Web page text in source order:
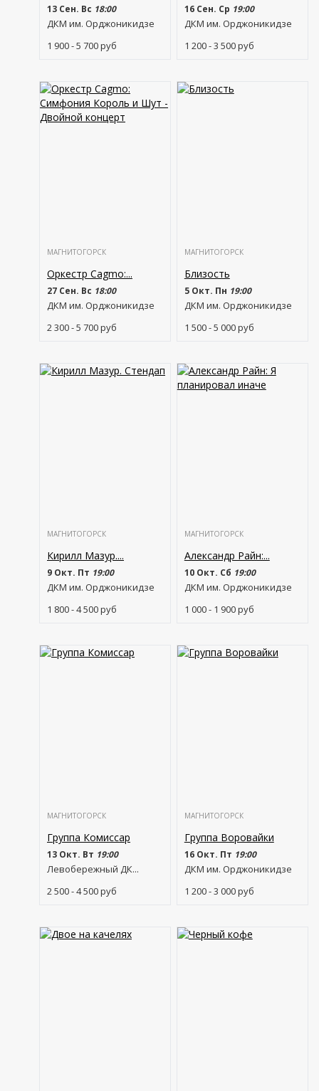
13 Сен. Вс 18:00
ДКМ им. Орджоникидзе
1 900 - 5 700руб
16 Сен. Ср 19:00
ДКМ им. Орджоникидзе
1 200 - 3 500руб
МАГНИТОГОРСК
Оркестр Cagmo:...
27 Сен. Вс 18:00
ДКМ им. Орджоникидзе
2 300 - 5 700руб
МАГНИТОГОРСК
Близость
5 Окт. Пн 19:00
ДКМ им. Орджоникидзе
1 500 - 5 000руб
МАГНИТОГОРСК
Кирилл Мазур....
9 Окт. Пт 19:00
ДКМ им. Орджоникидзе
1 800 - 4 500руб
МАГНИТОГОРСК
Александр Райн:...
10 Окт. Сб 19:00
ДКМ им. Орджоникидзе
1 000 - 1 900руб
МАГНИТОГОРСК
Группа Комиссар
13 Окт. Вт 19:00
Левобережный ДК...
2 500 - 4 500руб
МАГНИТОГОРСК
Группа Воровайки
16 Окт. Пт 19:00
ДКМ им. Орджоникидзе
1 200 - 3 000руб